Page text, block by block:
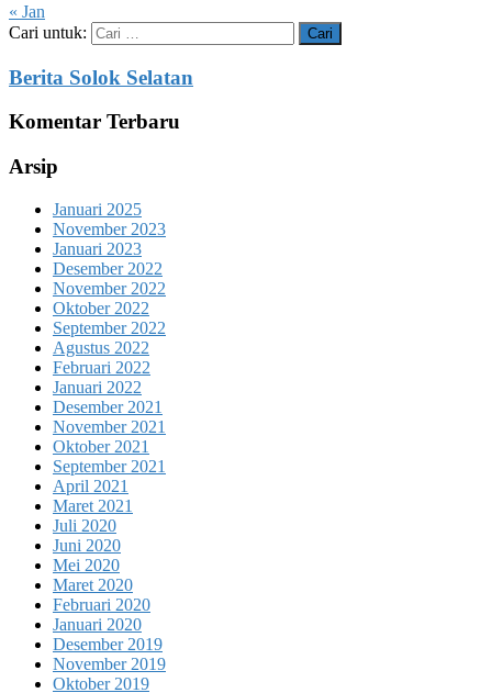
« Jan
Cari untuk:
Berita Solok Selatan
Komentar Terbaru
Arsip
Januari 2025
November 2023
Januari 2023
Desember 2022
November 2022
Oktober 2022
September 2022
Agustus 2022
Februari 2022
Januari 2022
Desember 2021
November 2021
Oktober 2021
September 2021
April 2021
Maret 2021
Juli 2020
Juni 2020
Mei 2020
Maret 2020
Februari 2020
Januari 2020
Desember 2019
November 2019
Oktober 2019